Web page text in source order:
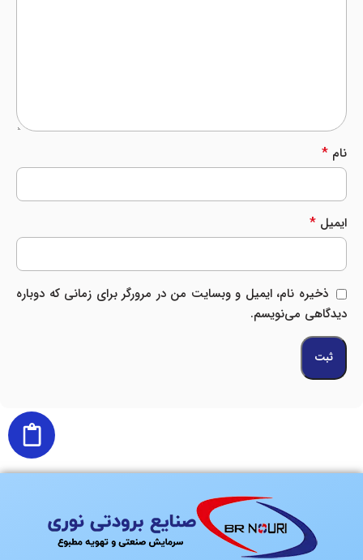
نام *
ایمیل *
ذخیره نام، ایمیل و وبسایت من در مرورگر برای زمانی که دوباره
دیدگاهی می‌نویسم.